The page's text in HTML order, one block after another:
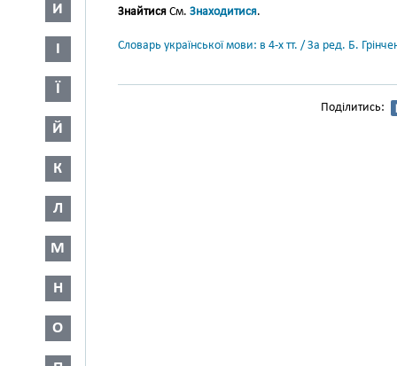
И
І
Ї
Й
К
Л
М
Н
О
Знайтися См. Знаходитися.
Словарь української мови: в 4-х тт. / За ред. Б.
Поділитись: